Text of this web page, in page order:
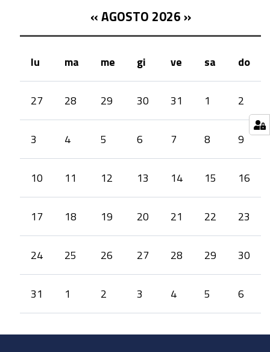
« AGOSTO 2026 »
lu ma me gi ve sa do
27 28 29 30 31 1 2
3 4 5 6 7 8 9
10 11 12 13 14 15 16
17 18 19 20 21 22 23
24 25 26 27 28 29 30
31 1 2 3 4 5 6